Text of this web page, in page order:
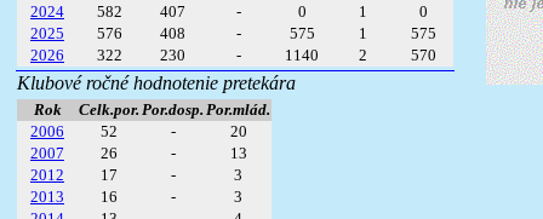
2024
582 407 - 0 1
0
2025
576 408 - 575 1
575
2026
322 230 - 1140 2 570
Klubové ročné hodnotenie pretekára
Rok Celk.por. Por.dosp. Por.mlád.
2006
52 -
20
2007
26 -
13
2012
17 -
3
2013
16 -
3